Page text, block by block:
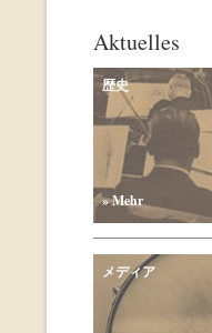
Aktuelles
歴史
» Mehr
メディア